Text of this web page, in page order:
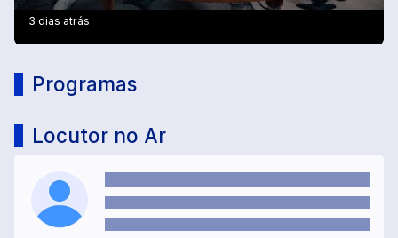
3 dias atrás
Programas
Locutor no Ar